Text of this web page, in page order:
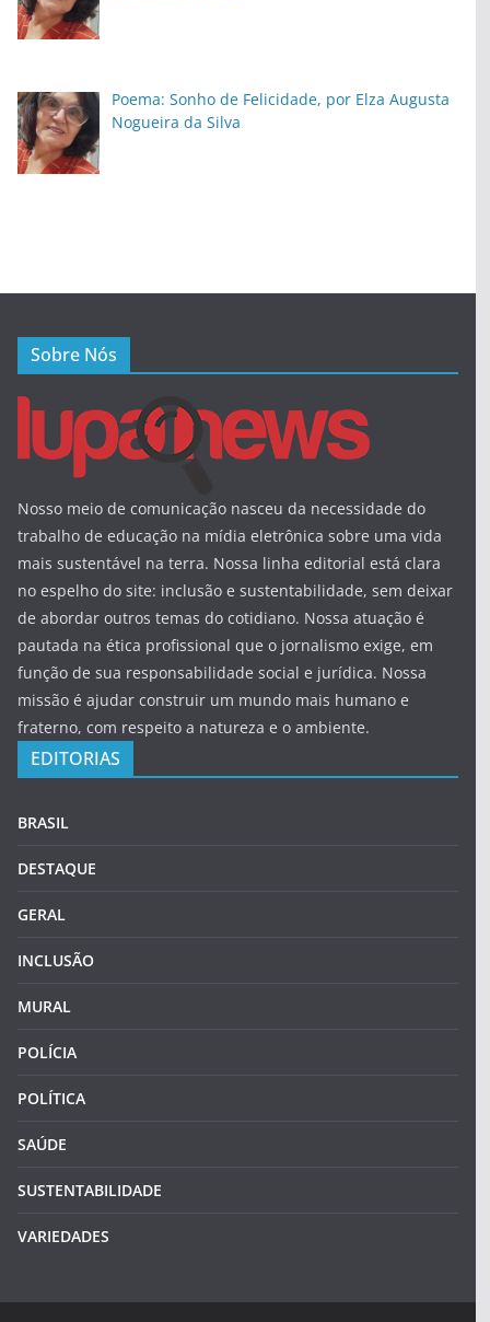
Poema: Sonho de Felicidade, por Elza Augusta
Nogueira da Silva
Sobre Nós
Nosso meio de comunicação nasceu da necessidade do
trabalho de educação na mídia eletrônica sobre uma vida
mais sustentável na terra. Nossa linha editorial está clara
no espelho do site: inclusão e sustentabilidade, sem deixar
de abordar outros temas do cotidiano. Nossa atuação é
pautada na ética profissional que o jornalismo exige, em
função de sua responsabilidade social e jurídica. Nossa
missão é ajudar construir um mundo mais humano e
fraterno, com respeito a natureza e o ambiente.
EDITORIAS
BRASIL
DESTAQUE
GERAL
INCLUSÃO
MURAL
POLÍCIA
POLÍTICA
SAÚDE
SUSTENTABILIDADE
VARIEDADES